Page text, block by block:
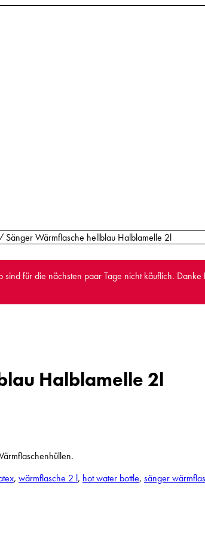
Sänger Wärmflasche hellblau Halblamelle 2l
für die nächsten paar Tage nicht käuflich.
Halblamelle 2l
, wärmflasche 2 l, hot water bottle, sänger